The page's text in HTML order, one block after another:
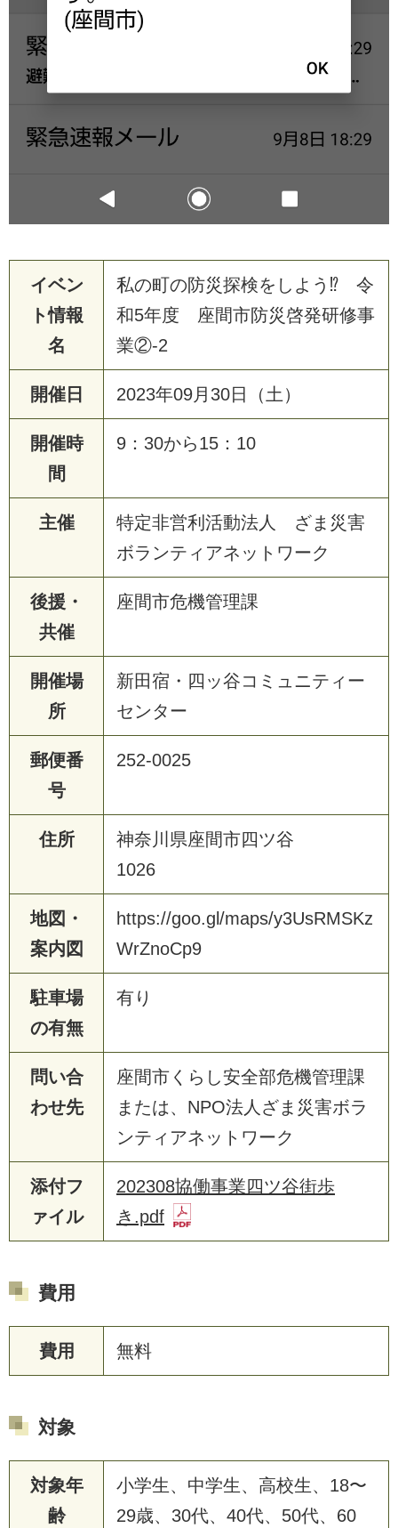
イベン
ト情報
名
私の町の防災探検をしよう⁉ 令
和5年度 座間市防災啓発研修事
業②-2
開催日 2023年09月30日（土）
開催時
間
9：30から15：10
主催
特定非営利活動法人 ざま災害
ボランティアネットワーク
後援・
共催
座間市危機管理課
開催場
所
新田宿・四ッ谷コミュニティー
センター
郵便番
号
252-0025
住所
神奈川県座間市四ツ谷
1026
地図・
案内図
https://goo.gl/maps/y3UsRMSKz
WrZnoCp9
駐車場
の有無
有り
問い合
わせ先
座間市くらし安全部危機管理課
または、NPO法人ざま災害ボラ
ンティアネットワーク
添付フ
ァイル
202308協働事業四ツ谷街歩
き.pdf
費用
費用 無料
対象
対象年
齢
小学生、中学生、高校生、18〜
29歳、30代、40代、50代、60